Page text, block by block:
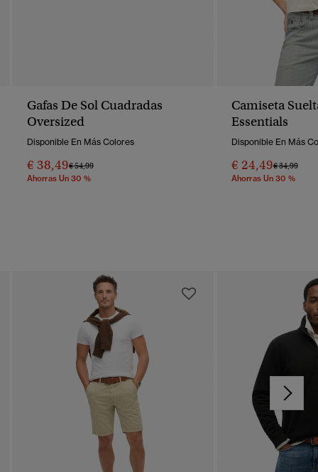
Gafas De Sol Cuadradas
Oversized
Disponible En Más Colores
€ 38,49Precio Rebajado De
€ 54,99A
Ahorras Un 30 %
Camiseta
Essentials
Disponible En Más
€ 24,49Precio
€ 34,99A
Ahorras Un 30 %